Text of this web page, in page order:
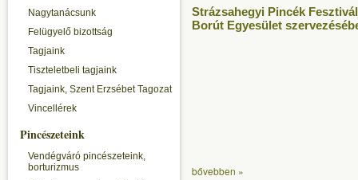
Nagytanácsunk
Felügyelő bizottság
Tagjaink
Tiszteletbeli tagjaink
Tagjaink, Szent Erzsébet Tagozat
Vincellérek
Pincészeteink
Vendégváró pincészeteink,
borturizmus
Strázsahegyi Pincék
Borút Egyesület
bővebben »